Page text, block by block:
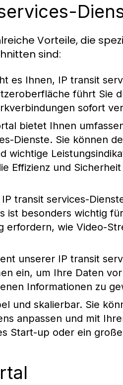
Vorteile, die
sind:
es Ihnen, IP transit
führt Sie
sofort
bietet Ihnen
Dienste. Sie können
wichtige
Effizienz und
transit services-
ist besonders wichtig
wie Video-
unserer IP transit
ein, um Ihre Daten
Informationen zu
und skalierbar. Sie
anpassen und mit
Start-up oder ein